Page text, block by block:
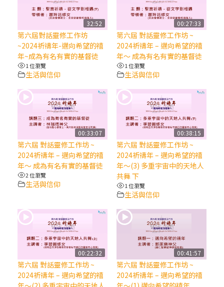
【信仰之旅】第八集：「耶穌為什麼降生到
人世」—高樂祈修女
2025/10/10【萬物讚頌頌歌 – 太陽與生態音
樂會】紀念聖方濟與已逝教宗方濟各（中）
2025/10/10【萬物讚頌頌歌 – 太陽與生態音
樂會】紀念聖方濟與已逝教宗方濟各（下）
2025/10/10【萬物讚頌頌歌 – 太陽與生態音
樂會】紀念聖方濟與已逝教宗方濟各（上）
(9完結)黃敏正主教帶你做【將臨期避靜】—
匝凱的「新生命」：利他與內化
(8)黃敏正主教帶你做【將臨期避靜】—耶穌
降生成人與人同在＝「厄瑪努爾」
(7)黃敏正主教帶你做【將臨期避靜】—耶穌
降生人間，需要人的「接納」
32:52
第六屆對話靈修工作坊
~2024祈禱年-邁向希望的禧
年~成為有名有實的基督徒
1 位瀏覽
生活與信仰
00:27:33
第六屆 對話靈修工作坊 ~
2024祈禱年 – 邁向希望的禧
年～ 成為有名有實的基督徒
1 位瀏覽
生活與信仰
00:33:07
第六屆 對話靈修工作坊 ~
2024祈禱年 – 邁向希望的禧
年～ 成為有名有實的基督徒
2 位瀏覽
生活與信仰
00:38:15
第六屆 對話靈修工作坊 ~
2024祈禱年 – 邁向希望的禧
年～(3) 多重宇宙中的天地人
共舞 下
1 位瀏覽
生活與信仰
00:22:32
第六屆 對話靈修工作坊 ~
2024祈禱年 – 邁向希望的禧
00:41:57
第六屆 對話靈修工作坊 ~
2024祈禱年 – 邁向希望的禧